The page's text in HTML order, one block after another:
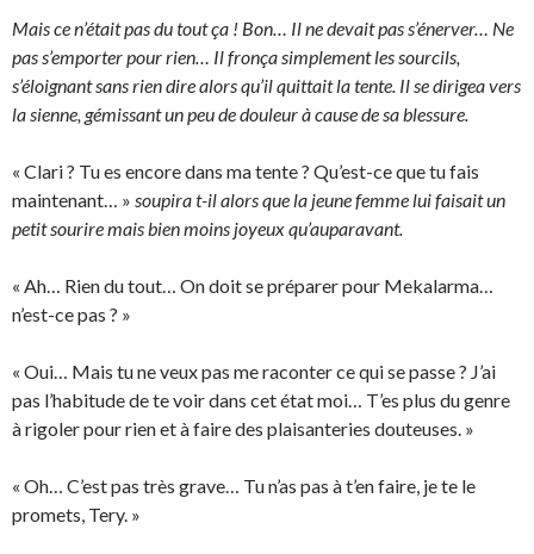
Mais ce n’était pas du tout ça ! Bon… Il ne devait pas s’énerver… Ne
pas s’emporter pour rien… Il fronça simplement les sourcils,
s’éloignant sans rien dire alors qu’il quittait la tente. Il se dirigea vers
la sienne, gémissant un peu de douleur à cause de sa blessure.
« Clari ? Tu es encore dans ma tente ? Qu’est-ce que tu fais
maintenant… » soupira t-il alors que la jeune femme lui faisait un
petit sourire mais bien moins joyeux qu’auparavant.
« Ah… Rien du tout… On doit se préparer pour Mekalarma…
n’est-ce pas ? »
« Oui… Mais tu ne veux pas me raconter ce qui se passe ? J’ai
pas l’habitude de te voir dans cet état moi… T’es plus du genre
à rigoler pour rien et à faire des plaisanteries douteuses. »
« Oh… C’est pas très grave… Tu n’as pas à t’en faire, je te le
promets, Tery. »